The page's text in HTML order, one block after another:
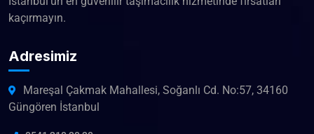
kaçırmayın.
Adresimiz
Mareşal Çakmak Mahallesi, Soğanlı Cd. No:57, 34160
Güngören İstanbul